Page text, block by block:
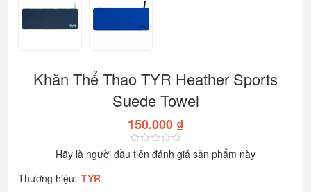
Khăn Thể Thao TYR Heather Sports
Suede Towel
150.000 ₫
Hãy là người đầu tiên đánh giá sản phẩm này
Thương hiệu: TYR